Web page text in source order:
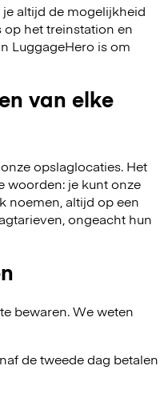
altijd de mogelijkheid
op het treinstation en
LuggageHero is om
van elke
opslaglocaties. Het
woorden: je kunt onze
noemen, altijd op een
ongeacht hun
bewaren. We weten
de tweede dag betalen